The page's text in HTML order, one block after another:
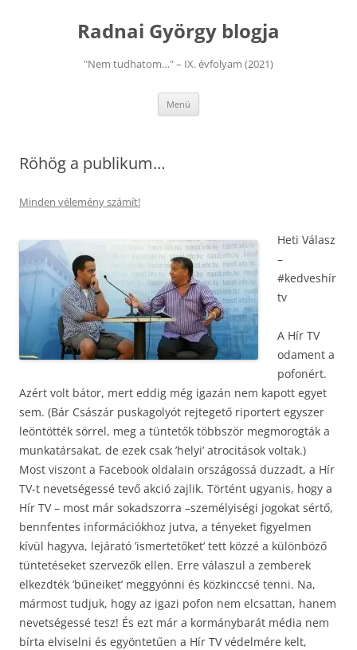
Radnai György blogja
"Nem tudhatom…" – IX. évfolyam (2021)
Menü
Röhög a publikum…
Minden vélemény számít!
Heti Válasz
–
#kedveshír
tv
A Hír TV
odament a
pofonért.
Azért volt bátor, mert eddig még igazán nem kapott egyet
sem. (Bár Császár puskagolyót rejtegető riportert egyszer
leöntötték sörrel, meg a tüntetők többször megmorogták a
munkatársakat, de ezek csak ’helyi’ atrocitások voltak.)
Most viszont a Facebook oldalain országossá duzzadt, a Hír
TV-t nevetségessé tevő akció zajlik. Történt ugyanis, hogy a
Hír TV – most már sokadszorra –személyiségi jogokat sértő,
bennfentes információkhoz jutva, a tényeket figyelmen
kívül hagyva, lejárató ’ismertetőket’ tett közzé a különböző
tüntetéseket szervezők ellen. Erre válaszul a zemberek
elkezdték ’bűneiket’ meggyónni és közkinccsé tenni. Na,
mármost tudjuk, hogy az igazi pofon nem elcsattan, hanem
nevetségessé tesz! És ezt már a kormánybarát média nem
bírta elviselni és egyöntetűen a Hír TV védelmére kelt,